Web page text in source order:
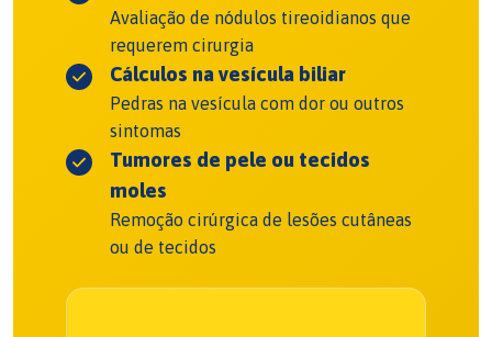
Avaliação de nódulos tireoidianos que
requerem cirurgia
Cálculos na vesícula biliar
Pedras na vesícula com dor ou outros
sintomas
Tumores de pele ou tecidos
moles
Remoção cirúrgica de lesões cutâneas
ou de tecidos